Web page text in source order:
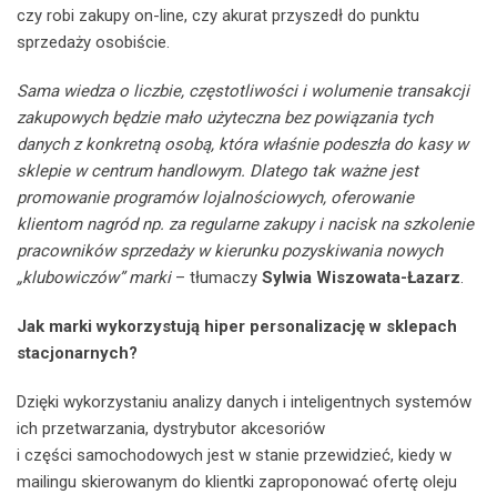
czy robi zakupy on-line, czy akurat przyszedł do punktu
sprzedaży osobiście.
Sama wiedza o liczbie, częstotliwości i wolumenie transakcji
zakupowych będzie mało użyteczna bez powiązania tych
danych z konkretną osobą, która właśnie podeszła do kasy w
sklepie w centrum handlowym. Dlatego tak ważne jest
promowanie programów lojalnościowych, oferowanie
klientom nagród np. za regularne zakupy i nacisk na szkolenie
pracowników sprzedaży w kierunku pozyskiwania nowych
„klubowiczów” marki – tłumaczy Sylwia Wiszowata-Łazarz.
Jak marki wykorzystują hiper personalizację w sklepach
stacjonarnych?
Dzięki wykorzystaniu analizy danych i inteligentnych systemów
ich przetwarzania, dystrybutor akcesoriów
i części samochodowych jest w stanie przewidzieć, kiedy w
mailingu skierowanym do klientki zaproponować ofertę oleju